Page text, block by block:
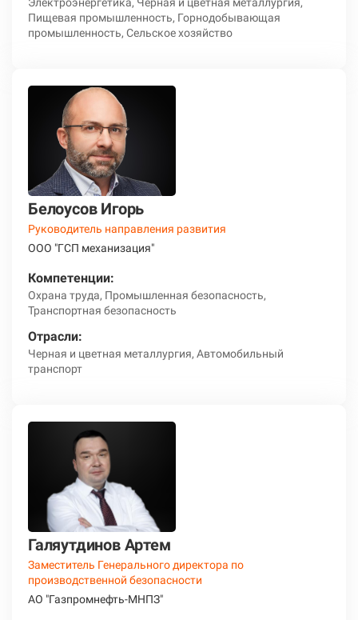
Электроэнергетика, Чёрная и цветная металлургия,
Пищевая промышленность, Горнодобывающая
промышленность, Сельское хозяйство
Белоусов Игорь
Руководитель направления развития
ООО "ГСП механизация"
Компетенции:
Охрана труда, Промышленная безопасность,
Транспортная безопасность
Отрасли:
Черная и цветная металлургия, Автомобильный
транспорт
Галяутдинов Артем
Заместитель Генерального директора по
производственной безопасности
АО "Газпромнефть-МНПЗ"